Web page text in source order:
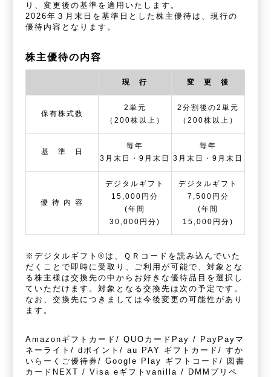
り、変更後の基準を適用いたします。
2026年３月末日を基準日とした株主優待は、現行の
優待内容となります。
株主優待の内容
現 行 変 更 後
保有株式数
2単元
（200株以上）
2分割後の2単元
（200株以上）
基 準 日
毎年
3月末日・9月末日
毎年
3月末日・9月末日
優 待 内 容
デジタルギフト
15,000円分
(年間
30,000円分)
デジタルギフト
7,500円分
(年間
15,000円分)
※デジタルギフト®は、ＱＲコードを読み込んでいた
だくことで即時に受取り、ご利用が可能で、対象とな
る株主様は交換先の中からお好きな優待品目を選択し
ていただけます。対象となる交換先は次の予定です。
なお、交換先につきましては今後変更の可能性があり
ます。
Amazonギフトカード/ QUOカードPay / PayPayマ
ネーライト/ dポイント/ au PAY ギフトカード/ すか
いらーくご優待券/ Google Play ギフトコード/ 図書
カードNEXT / Visa eギフトvanilla / DMMプリペ